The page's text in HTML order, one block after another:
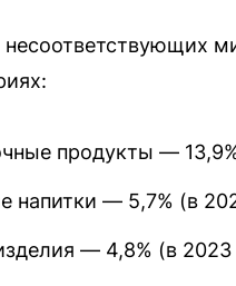
продукты —
напитки — 5,7% (в
— 4,8% (в